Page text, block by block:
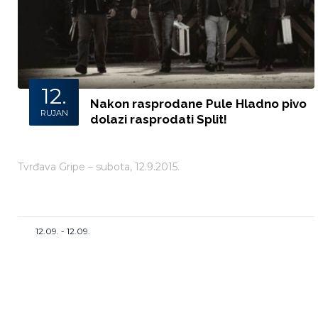
12.
RUJAN
Nakon rasprodane Pule Hladno pivo
dolazi rasprodati Split!
Tvrđava Gripe – subota, 12.9.2015.
12.09. - 12.09.